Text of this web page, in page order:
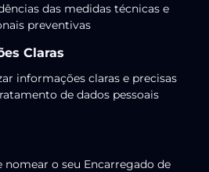
das medidas técnicas e
preventivas
Claras
informações claras e precisas
de dados pessoais
nomear o seu Encarregado de